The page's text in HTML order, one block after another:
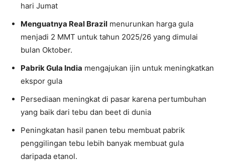
hari Jumat
Menguatnya Real Brazil menurunkan harga gula
menjadi 2 MMT untuk tahun 2025/26 yang dimulai
bulan Oktober.
Pabrik Gula India mengajukan ijin untuk meningkatkan
ekspor gula
Persediaan meningkat di pasar karena pertumbuhan
yang baik dari tebu dan beet di dunia
Peningkatan hasil panen tebu membuat pabrik
penggilingan tebu lebih banyak membuat gula
daripada etanol.